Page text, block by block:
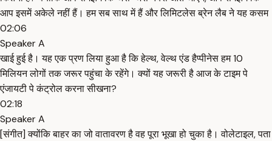
आप इसमें अकेले नहीं हैं। हम सब साथ में हैं और लिमिटलेस ब्रेन लैब ने यह कसम
02:06
Speaker A
खाई हुई है। यह एक प्रण लिया हुआ है कि हेल्थ, वेल्थ एंड हैप्पीनेस हम 10
मिलियन लोगों तक जरूर पहुंचा के रहेंगे। क्यों यह जरूरी है आज के टाइम पे
एंजायटी पे कंट्रोल करना सीखना?
02:18
Speaker A
[संगीत] क्योंकि बाहर का जो वातावरण है वह पूरा भूखा हो चुका है। वोलेटाइल, पता